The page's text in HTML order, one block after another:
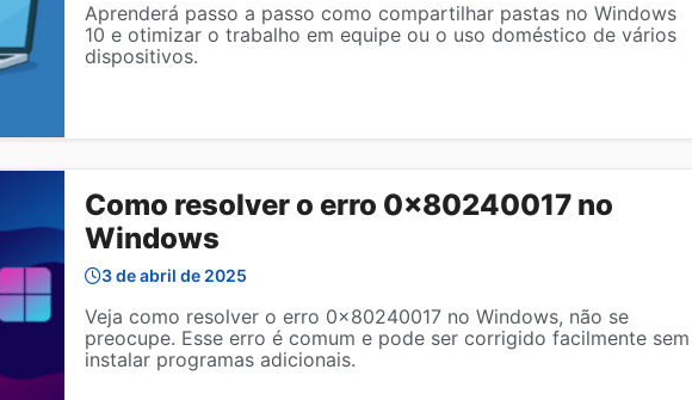
Aprenderá passo a passo como compartilhar pastas no Windows
10 e otimizar o trabalho em equipe ou o uso doméstico de vários
dispositivos.
Como resolver o erro 0x80240017 no
Windows
3 de abril de 2025
Veja como resolver o erro 0x80240017 no Windows, não se
preocupe. Esse erro é comum e pode ser corrigido facilmente sem
instalar programas adicionais.